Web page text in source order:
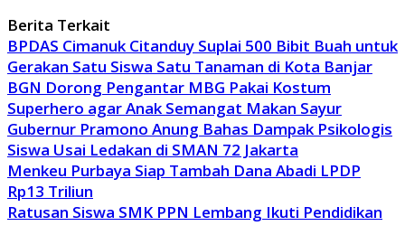
Berita Terkait
BPDAS Cimanuk Citanduy Suplai 500 Bibit Buah untuk
Gerakan Satu Siswa Satu Tanaman di Kota Banjar
BGN Dorong Pengantar MBG Pakai Kostum
Superhero agar Anak Semangat Makan Sayur
Gubernur Pramono Anung Bahas Dampak Psikologis
Siswa Usai Ledakan di SMAN 72 Jakarta
Menkeu Purbaya Siap Tambah Dana Abadi LPDP
Rp13 Triliun
Ratusan Siswa SMK PPN Lembang Ikuti Pendidikan